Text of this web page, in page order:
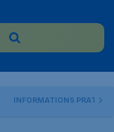
INFORMATIONS